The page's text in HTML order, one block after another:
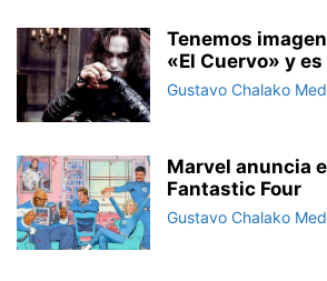
Tenemos
«El Cuervo» y
Gustavo Chalako
Marvel anuncia
Fantastic Four
Gustavo Chalako